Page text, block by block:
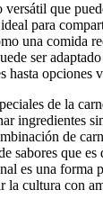
que
para
una comida
ser
hasta opciones
de la
ingredientes
de
sabores que
es una forma
la cultura con